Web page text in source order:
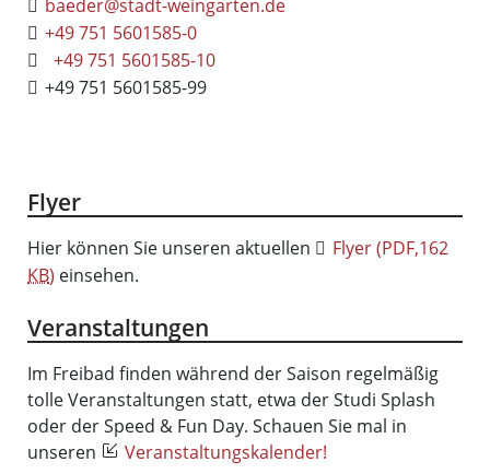
baeder@stadt-weingarten.de
+49 751 5601585-0
+49 751 5601585-10
+49 751 5601585-99
Flyer
Hier können Sie unseren aktuellen Flyer(PDF,162
KB) einsehen.
Veranstaltungen
Im Freibad finden während der Saison regelmäßig
tolle Veranstaltungen statt, etwa der Studi Splash
oder der Speed & Fun Day. Schauen Sie mal in
unseren
Veranstaltungskalender!